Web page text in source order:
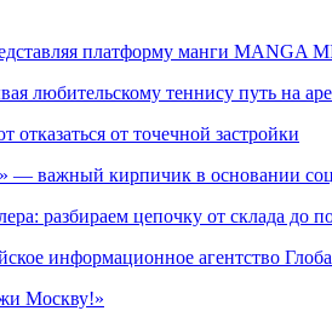
платформу манги MANGA
любительскому теннису путь на
отказаться от точечной застройки
— важный кирпичик в основании
разбираем цепочку от склада до
информационное агентство
Москву!»